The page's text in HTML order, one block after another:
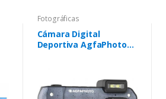
Fotográficas
Cámara Digital
Deportiva AgfaPhoto